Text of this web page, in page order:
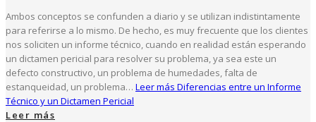
Ambos conceptos se confunden a diario y se utilizan indistintamente
para referirse a lo mismo. De hecho, es muy frecuente que los clientes
nos soliciten un informe técnico, cuando en realidad están esperando
un dictamen pericial para resolver su problema, ya sea este un
defecto constructivo, un problema de humedades, falta de
estanqueidad, un problema… Leer más Diferencias entre un Informe
Técnico y un Dictamen Pericial
Leer más